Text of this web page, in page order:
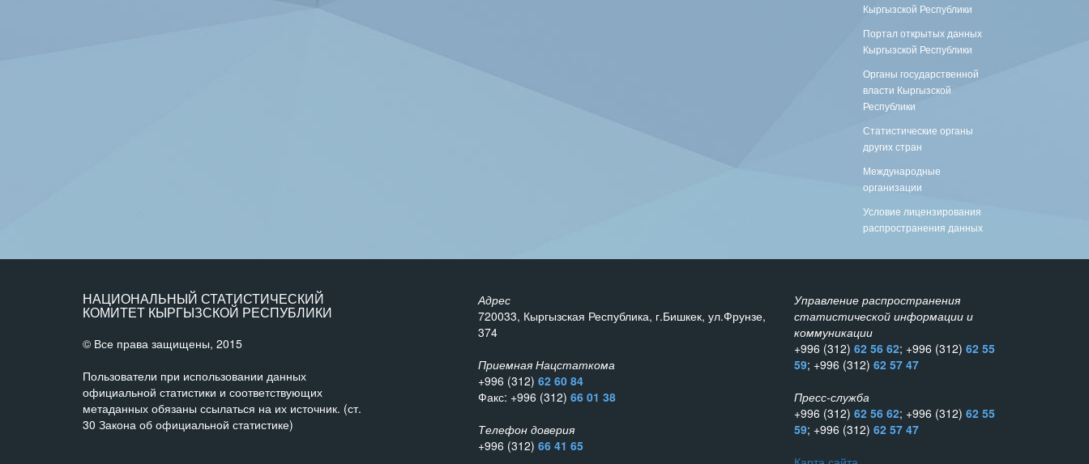
Кыргызской Республики
Портал открытых данных
Кыргызской Республики
Органы государственной
власти Кыргызской
Республики
Статистические органы
других стран
Международные
организации
Условие лицензирования
распространения данных
НАЦИОНАЛЬНЫЙ СТАТИСТИЧЕСКИЙ
КОМИТЕТ КЫРГЫЗСКОЙ РЕСПУБЛИКИ
© Все права защищены, 2015
Пользователи при использовании данных
официальной статистики и соответствующих
метаданных обязаны ссылаться на их источник. (ст.
30 Закона об официальной статистике)
Адрес
720033, Кыргызская Республика, г.Бишкек, ул.Фрунзе,
374
Приемная Нацстаткома
+996 (312) 62 60 84
Факс: +996 (312) 66 01 38
Телефон доверия
+996 (312) 66 41 65
Управление распространения
статистической информации и
коммуникации
+996 (312) 62 56 62; +996 (312) 62 55
59; +996 (312) 62 57 47
Пресс-служба
+996 (312) 62 56 62; +996 (312) 62 55
59; +996 (312) 62 57 47